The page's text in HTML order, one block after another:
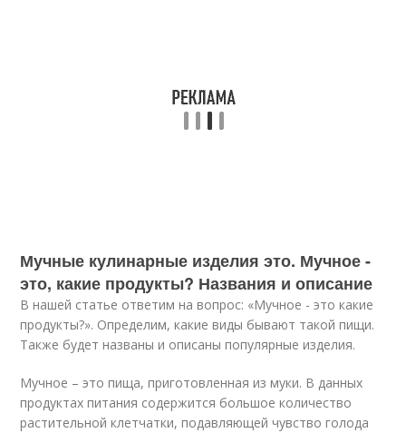
Мучные кулинарные изделия это. Мучное -
это, какие продукты? Названия и описание
В нашей статье ответим на вопрос: «Мучное - это какие
продукты?». Определим, какие виды бывают такой пищи.
Также будет названы и описаны популярные изделия.
Мучное – это пища, приготовленная из муки. В данных
продуктах питания содержится большое количество
растительной клетчатки, подавляющей чувство голода